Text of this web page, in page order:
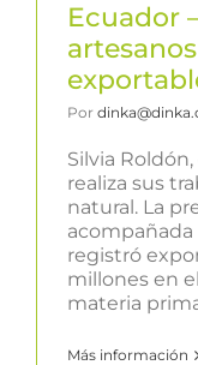
Ecuador
Por
Silvia
realiza sus
natural. La
registró
millones en
materia
Más información